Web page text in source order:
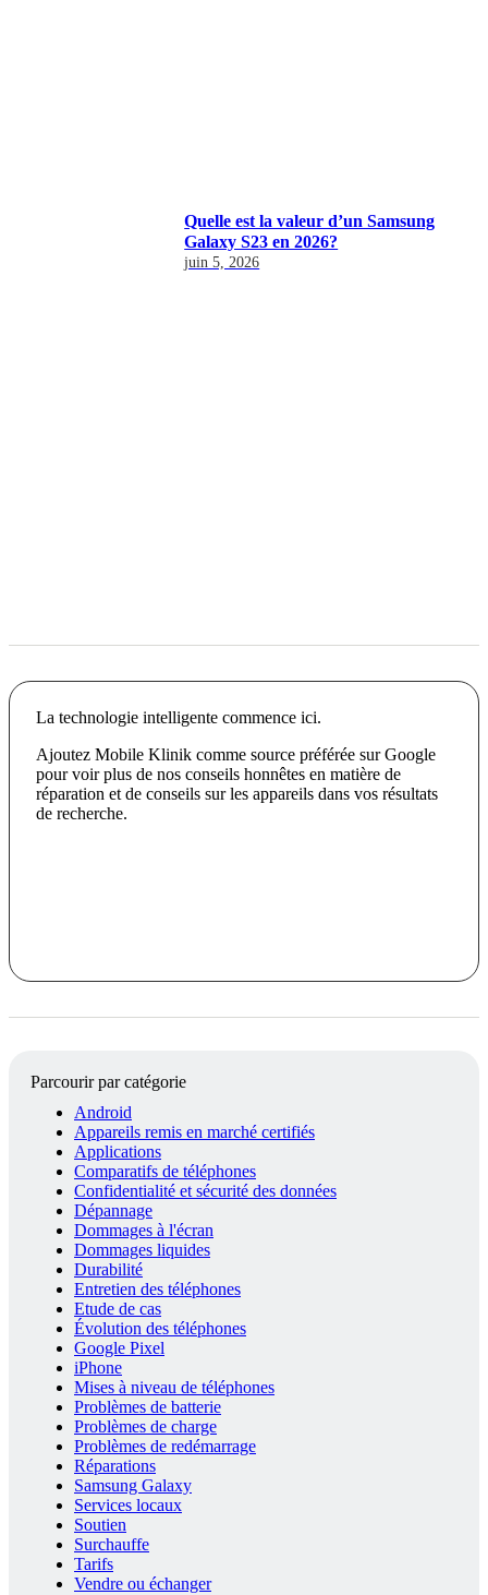
Quelle est la valeur d’un Samsung
Galaxy S23 en 2026?
juin 5, 2026
La technologie intelligente commence ici.
Ajoutez Mobile Klinik comme source préférée sur Google
pour voir plus de nos conseils honnêtes en matière de
réparation et de conseils sur les appareils dans vos résultats
de recherche.
Parcourir par catégorie
Android
Appareils remis en marché certifiés
Applications
Comparatifs de téléphones
Confidentialité et sécurité des données
Dépannage
Dommages à l'écran
Dommages liquides
Durabilité
Entretien des téléphones
Etude de cas
Évolution des téléphones
Google Pixel
iPhone
Mises à niveau de téléphones
Problèmes de batterie
Problèmes de charge
Problèmes de redémarrage
Réparations
Samsung Galaxy
Services locaux
Soutien
Surchauffe
Tarifs
Vendre ou échanger